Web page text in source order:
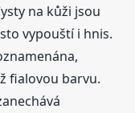
na kůži jsou
vypouští i hnis.
fialovou barvu.